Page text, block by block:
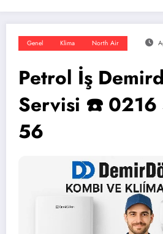
Genel Klima North Air
Petrol İş
Servisi ☎️ 0216
56